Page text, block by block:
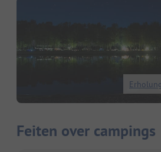
Feiten over campings